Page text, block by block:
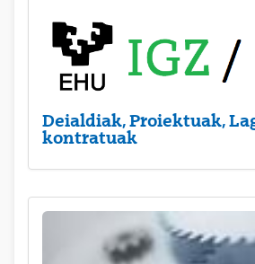
Deialdiak, Proiektuak,
kontratuak